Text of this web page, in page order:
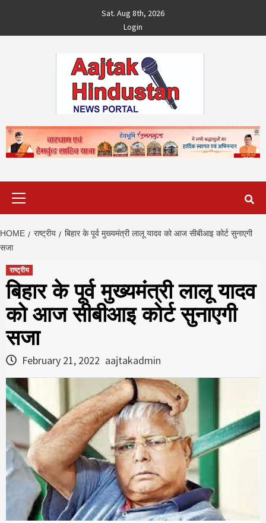
content
Sat. Aug 8th, 2026
Login
HOME राष्ट्रीय
ब‍िहार के पूर्व मुख्‍यमंत्री लालू यादव को आज सीबीआइ कोर्ट सुनाएगी
सजा
राष्ट्रीय
ब‍िहार के पूर्व मुख्‍यमंत्री लालू यादव
को आज सीबीआइ कोर्ट सुनाएगी
सजा
February 21, 2022 aajtakadmin